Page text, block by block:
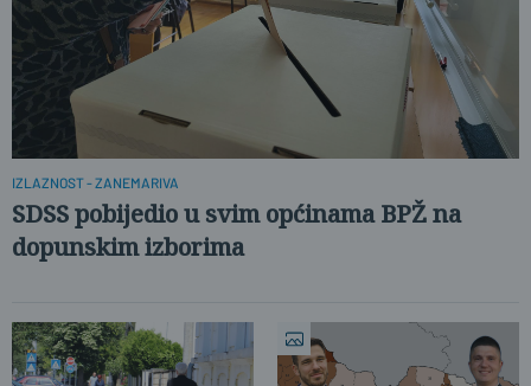
IZLAZNOST - ZANEMARIVA
SDSS pobijedio u svim općinama BPŽ na
dopunskim izborima